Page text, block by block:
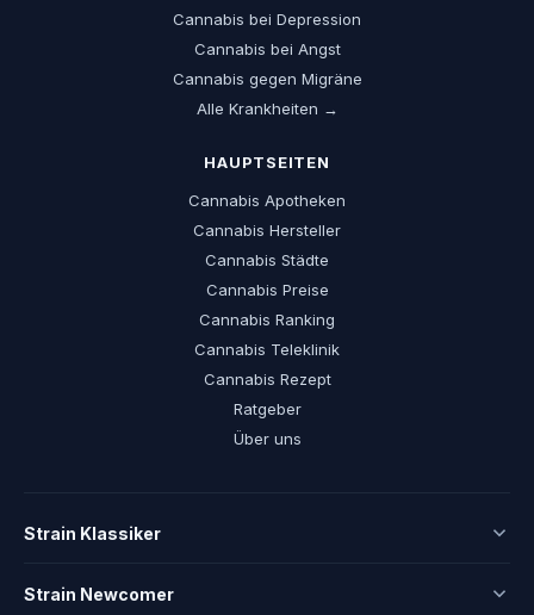
Cannabis bei Depression
Cannabis bei Angst
Cannabis gegen Migräne
Alle Krankheiten →
HAUPTSEITEN
Cannabis Apotheken
Cannabis Hersteller
Cannabis Städte
Cannabis Preise
Cannabis Ranking
Cannabis Teleklinik
Cannabis Rezept
Ratgeber
Über uns
Strain Klassiker
Strain Newcomer